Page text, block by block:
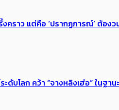
งคราว แต่คือ ‘ปรากฏการณ์’ ​ต้อ
ดับโลก คว้า “จางหลิงเฮ่อ” ในฐา